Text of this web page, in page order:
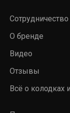
Сотрудничество
О бренде
Видео
Отзывы
Всё о колодках